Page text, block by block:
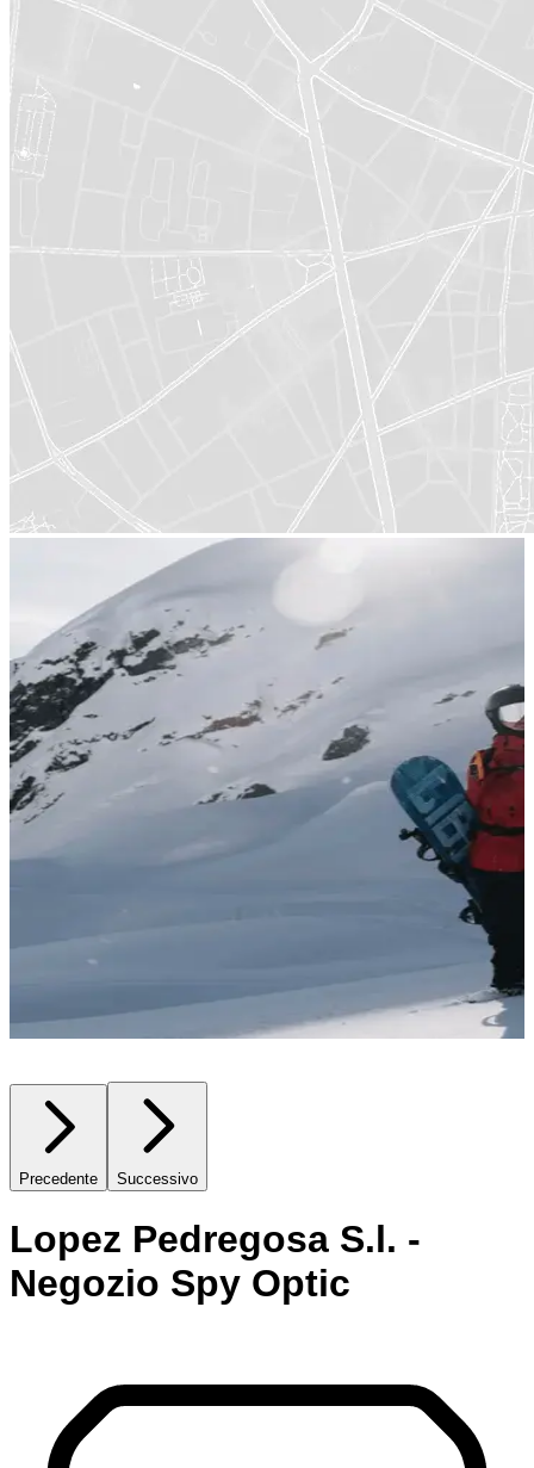
Precedente Successivo
Lopez Pedregosa S.l. -
Negozio Spy Optic